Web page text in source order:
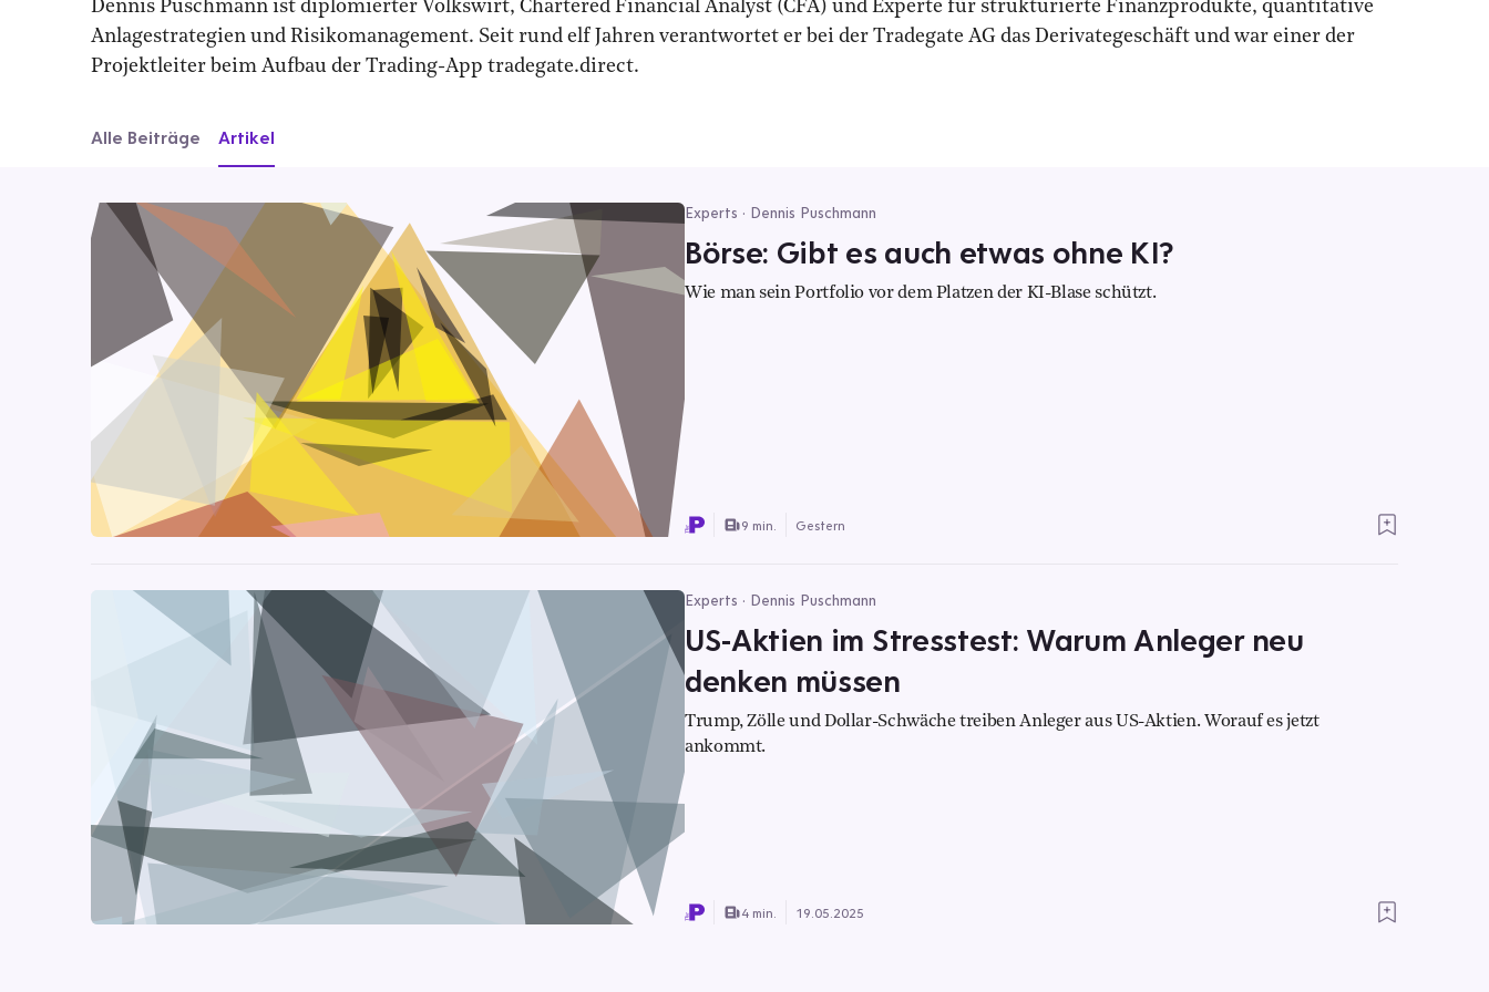
Dennis Puschmann ist diplomierter Volkswirt, Chartered Financial Analyst (CFA) und Experte für strukturierte Finanzprodukte, quantitative
Anlagestrategien und Risikomanagement. Seit rund elf Jahren verantwortet er bei der Tradegate AG das Derivategeschäft und war einer der
Projektleiter beim Aufbau der Trading-App tradegate.direct.
Alle Beiträge Artikel
Experts · Dennis Puschmann
Börse: Gibt es auch etwas ohne KI?
Wie man sein Portfolio vor dem Platzen der KI-Blase schützt.
9 min. Gestern
Experts · Dennis Puschmann
US-Aktien im Stresstest: Warum Anleger neu
denken müssen
Trump, Zölle und Dollar-Schwäche treiben Anleger aus US-Aktien. Worauf es jetzt
ankommt.
4 min. 19.05.2025